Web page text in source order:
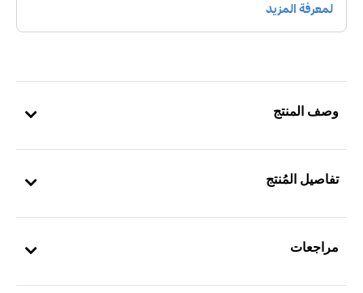
وصف المنتج
تفاصيل المُنتج
مراجعات